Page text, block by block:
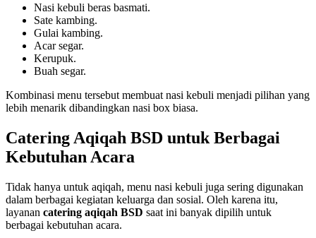
Nasi kebuli beras basmati.
Sate kambing.
Gulai kambing.
Acar segar.
Kerupuk.
Buah segar.
Kombinasi menu tersebut membuat nasi kebuli menjadi pilihan yang
lebih menarik dibandingkan nasi box biasa.
Catering Aqiqah BSD untuk Berbagai
Kebutuhan Acara
Tidak hanya untuk aqiqah, menu nasi kebuli juga sering digunakan
dalam berbagai kegiatan keluarga dan sosial. Oleh karena itu,
layanan catering aqiqah BSD saat ini banyak dipilih untuk
berbagai kebutuhan acara.